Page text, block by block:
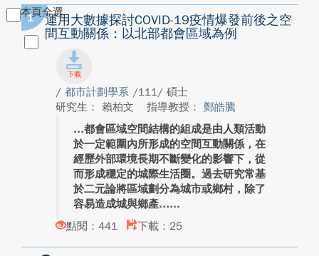
本頁全選
1
運用大數據探討COVID-19疫情爆發前後之空
間互動關係：以北部都會區域為例
/ 都市計劃學系 /111/ 碩士
研究生： 賴柏文
指導教授： 鄭皓騰
都會區域空間結構的組成是由人類活動
於一定範圍內所形成的空間互動關係，在
經歷外部環境長期不斷變化的影響下，從
而形成穩定的城際生活圈。過去研究常基
於二元論將區域劃分為城市或鄉村，除了
容易造成城與鄉產...
點閱：441
下載：25